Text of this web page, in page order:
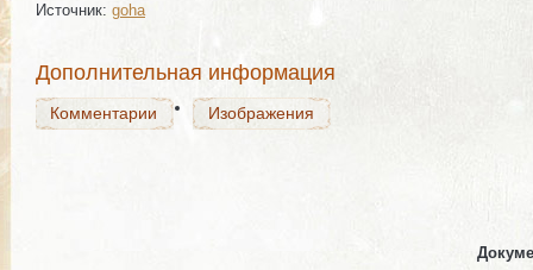
Источник: goha
Дополнительная информация
Комментарии
Комментарии Изображения